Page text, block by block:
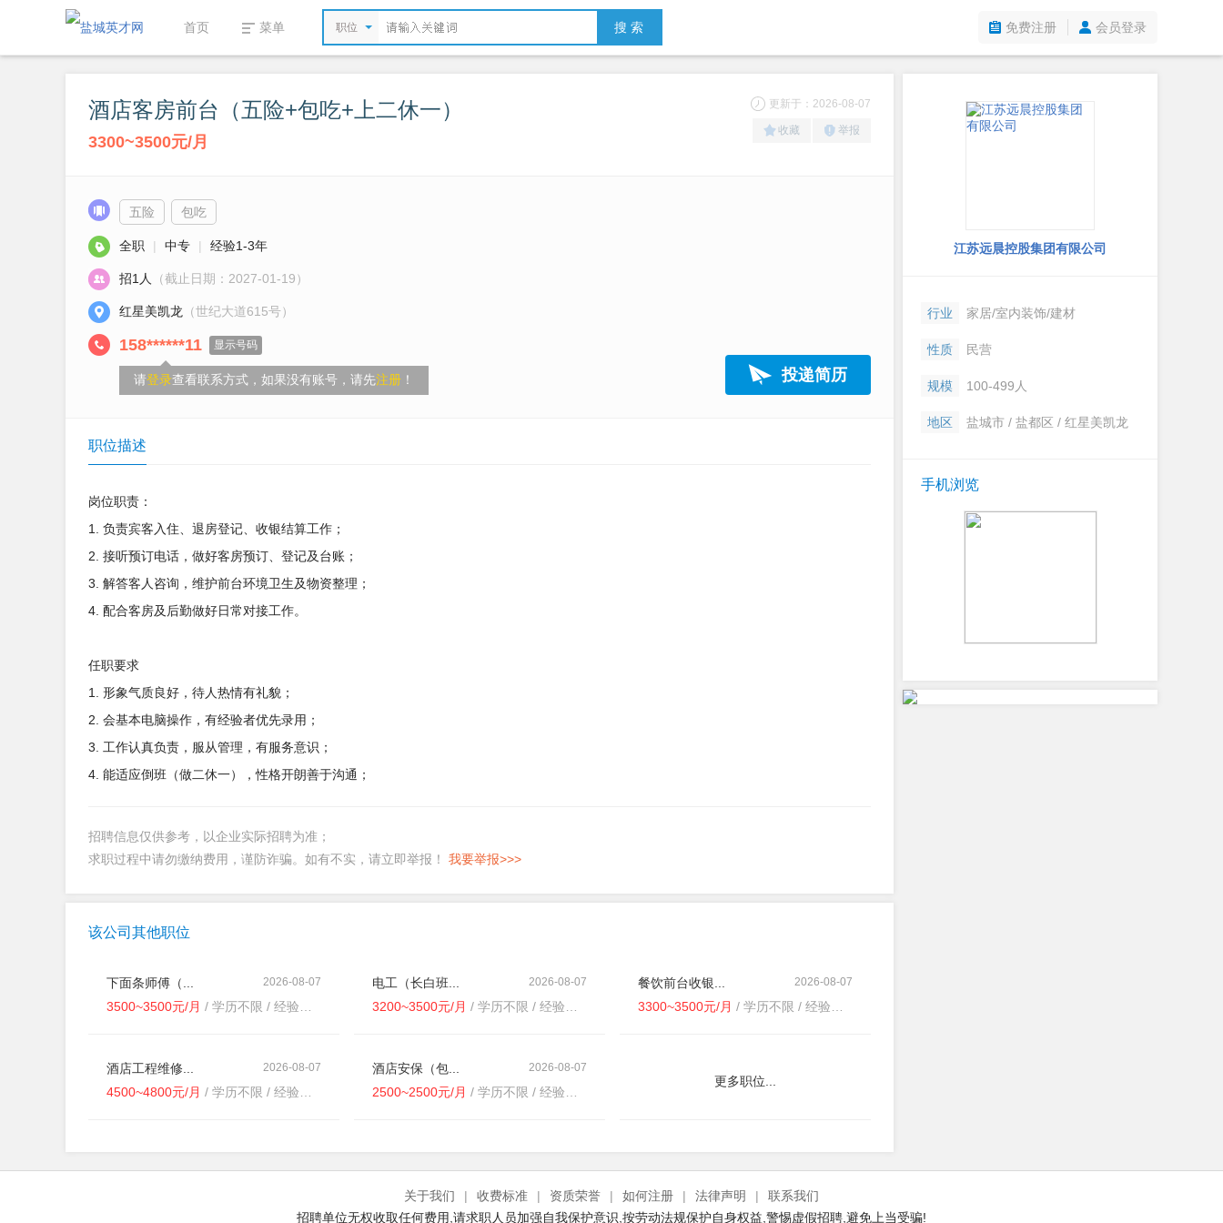
首页 菜单 职位 搜 索 免费注册 会员登录
酒店客房前台（五险+包吃+上二休一）
3300~3500元/月
更新于：2026-08-07
收藏 举报
五险 包吃
全职 | 中专 | 经验1-3年
招1人 （截止日期：2027-01-19）
红星美凯龙 （世纪大道615号）
158******11 显示号码
请登录查看联系方式，如果没有账号，请先注册 ！ 投递简历
职位描述
岗位职责：
1. 负责宾客入住、退房登记、收银结算工作；
2. 接听预订电话，做好客房预订、登记及台账；
3. 解答客人咨询，维护前台环境卫生及物资整理；
4. 配合客房及后勤做好日常对接工作。
任职要求
1. 形象气质良好，待人热情有礼貌；
2. 会基本电脑操作，有经验者优先录用；
3. 工作认真负责，服从管理，有服务意识；
4. 能适应倒班（做二休一），性格开朗善于沟通；
招聘信息仅供参考，以企业实际招聘为准；
求职过程中请勿缴纳费用，谨防诈骗。如有不实，请立即举报！ 我要举报>>>
该公司其他职位
2026-08-07
下面条师傅（...
3500~3500元/月 / 学历不限 / 经验不限
2026-08-07
电工（长白班...
3200~3500元/月 / 学历不限 / 经验不限
2026-08-07
餐饮前台收银...
3300~3500元/月 / 学历不限 / 经验不限
2026-08-07
酒店工程维修...
4500~4800元/月 / 学历不限 / 经验不限
2026-08-07
酒店安保（包...
2500~2500元/月 / 学历不限 / 经验不限
更多职位...
江苏远晨控股集团有限公司
行业 家居/室内装饰/建材
性质 民营
规模 100-499人
地区 盐城市 / 盐都区 / 红星美凯龙
手机浏览
关于我们 | 收费标准 | 资质荣誉 | 如何注册 | 法律声明 |
联系我们
招聘单位无权收取任何费用,请求职人员加强自我保护意识,按劳动法规保护自身权益,警惕虚假招聘,避免上当受骗!